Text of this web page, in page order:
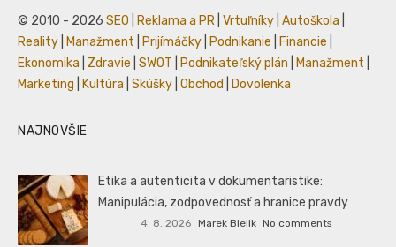
© 2010 - 2026 SEO Reklama a PR Vrtuľníky Autoškola
Reality
Manažment Prijímáčky Podnikanie Financie
Ekonomika
Zdravie SWOT Podnikateľský plán Manažment
Marketing
Kultúra Skúšky Obchod Dovolenka
NAJNOVŠIE
Etika a autenticita v dokumentaristike:
Manipulácia, zodpovednosť a hranice pravdy
4. 8. 2026 Marek Bielik No comments